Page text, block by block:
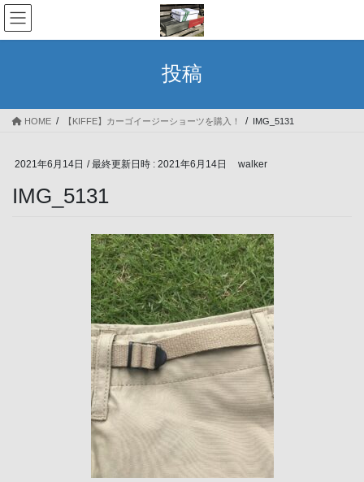
コ
ン
テ
ス
ナ
ビ
ゲ
ン
投稿
HOME 【KIFFE】カーゴイージーショーツを購入！ IMG_5131
2021年6月14日 / 最終更新日時 : 2021年6月14日 walker
IMG_5131